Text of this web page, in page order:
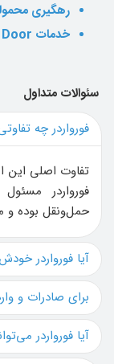
رهگیری
خدمات Door to Door
سئوالات متداول
فورواردر چه
تفاوت اصلی این
فورواردر
حمل‌ونقل بوده و
آیا فورواردر
برای صادرات و
آیا فورواردر